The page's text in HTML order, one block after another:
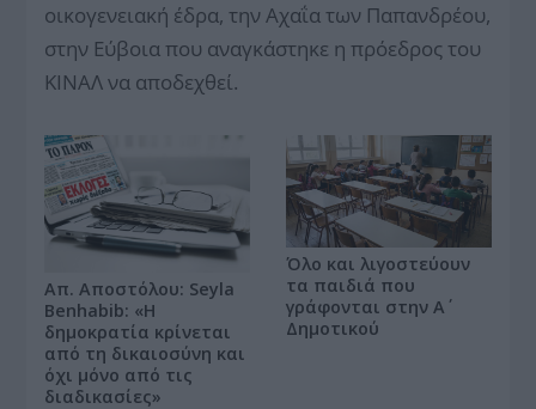
οικογενειακή έδρα, την Αχαΐα των Παπανδρέου,
στην Εύβοια που αναγκάστηκε η πρόεδρος του
ΚΙΝΑΛ να αποδεχθεί.
Απ. Αποστόλου: Seyla
Benhabib: «Η
δημοκρατία κρίνεται
από τη δικαιοσύνη και
όχι μόνο από τις
διαδικασίες»
Όλο και λιγοστεύουν
τα παιδιά που
γράφονται στην Α΄
Δημοτικού